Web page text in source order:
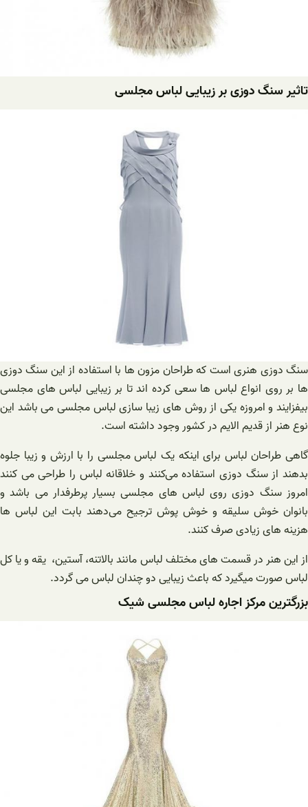
تاثیر سنگ دوزی بر زیبایی لباس مجلسی
سنگ دوزی هنری است که طراحان مزون ها با استفاده از این سنگ دوزی
ها بر روی انواع لباس ها سعی کرده اند تا بر زیبایی لباس های مجلسی
بیفزایند و امروزه یکی از روش های زیبا سازی لباس مجلسی می باشد این
نوع هنر از قدیم الایم در کشور وجود داشته است.
گاهی طراحان لباس برای اینکه یک لباس مجلسی را با ارزش و زیبا جلوه
بدهند از سنگ دوزی استفاده می‌کنند و خلاقانه لباس را طراحی می کنند
امروز سنگ دوزی روی لباس های مجلسی بسیار پرطرفدار می باشد و
بانوان خوش سلیقه و خوش پوش ترجیح می‌دهند بابت این لباس ها
هزینه های زیادی صرف کنند.
از این هنر در قسمت های مختلف لباس مانند بالاتنه، آستین، یقه و یا کل
لباس صورت میگیرد که باعث زیبایی دو چندان لباس می گردد.
بزرگترین مرکز اجاره لباس مجلسی شیک